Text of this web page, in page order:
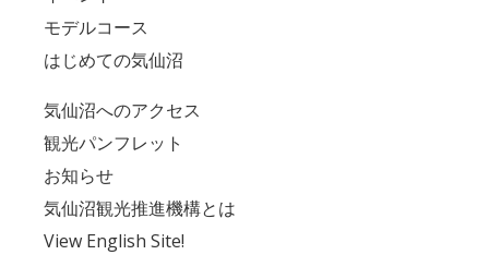
モデルコース
はじめての気仙沼
気仙沼へのアクセス
観光パンフレット
お知らせ
気仙沼観光推進機構とは
View English Site!